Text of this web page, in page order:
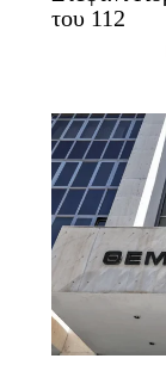
του 112